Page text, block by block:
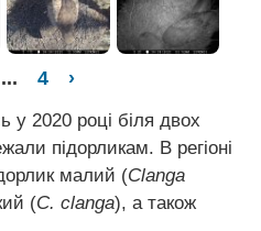
... 4 ›
у 2020 році біля двох
підорликам. В регіоні
малий (Clanga
(C. clanga), а також